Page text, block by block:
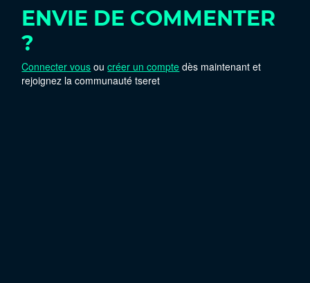
ENVIE DE COMMENTER
?
Connecter vous oucréer un compte dès maintenant et
rejoignez la communauté tseret